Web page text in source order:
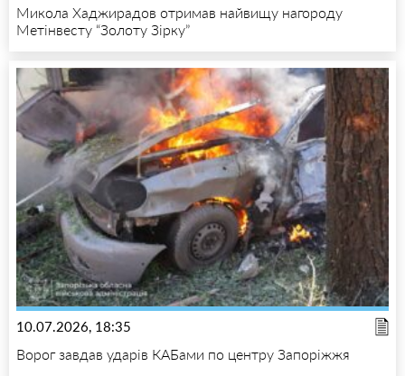
Микола Хаджирадов отримав найвищу нагороду
Метінвесту “Золоту Зірку”
10.07.2026, 18:35
Ворог завдав ударів КАБами по центру Запоріжжя